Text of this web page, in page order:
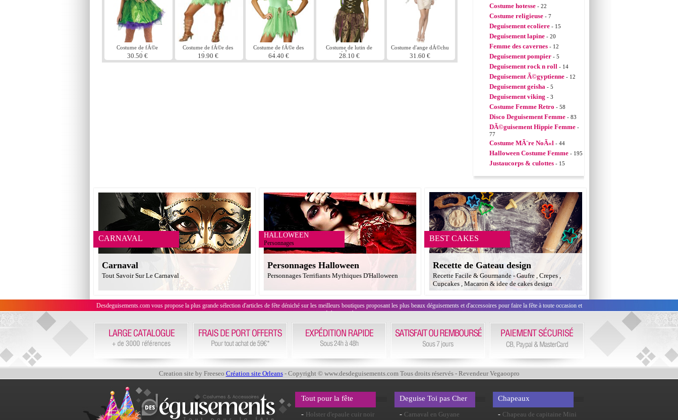
Costume de fÃ©e
nymphe
30.50 €
Costume de fÃ©e des
bois
19.90 €
Costume de fÃ©e des
bois
64.40 €
Costume de lutin de
fiÃ¨vre
28.10 €
Costume d'ange dÃ©chu
31.60 €
Costume hotesse - 22
Costume religieuse - 7
Deguisement ecoliere - 15
Deguisement lapine - 20
Femme des cavernes - 12
Deguisement pompier - 5
Deguisement rock n roll - 14
Deguisement Ã©gyptienne - 12
Deguisement geisha - 5
Deguisement viking - 3
Costume Femme Retro - 58
Disco Deguisement Femme - 83
DÃ©guisement Hippie Femme -
77
Costume MÃ¨re NoÃ«l - 44
Halloween Costume Femme - 195
Justaucorps & culottes - 15
CARNAVAL
Carnaval
Tout Savoir Sur Le Carnaval
HALLOWEEN
Personnages
Personnages Halloween
Personnages Terrifiants Mythiques D'Halloween
BEST CAKES
Recette de Gateau design
Recette Facile & Gourmande - Gaufre , Crepes ,
Cupcakes , Macaron & idee de cakes design
Desdeguisements.com vous propose la plus grande sélection d'articles de fête déniché sur les meilleurs boutiques proposant les plus beaux déguisements et d'accessoires pour faire la fête à toute occasion et
évènement !
Creation site by Freeseo Création site Orleans- Copyright © www.desdeguisements.com Tous droits réservés - Revendeur Vegaoopro
Tout pour la fête
- Holster d'epaule cuir noir
Deguise Toi pas Cher
- Carnaval en Guyane
Chapeaux
- Chapeau de capitaine Mini